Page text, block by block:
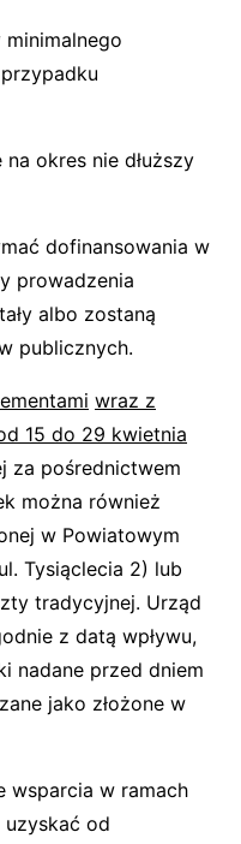
okres nie dłuższy
dofinansowania w
prowadzenia
albo zostaną
publicznych.
wraz z
15 do 29 kwietnia
za pośrednictwem
można również
w Powiatowym
Tysiąclecia 2) lub
tradycyjnej. Urząd
z datą wpływu,
nadane przed dniem
jako złożone w
wsparcia w ramach
od